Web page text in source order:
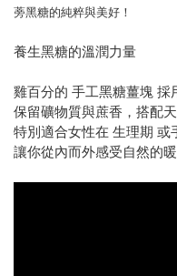
蒡黑糖的純粹與美好！
養生黑糖的溫潤力量
雞百分的 手工黑糖薑塊 採
保留礦物質與蔗香，搭配天
特別適合女性在 生理期 或
讓你從內而外感受自然的暖